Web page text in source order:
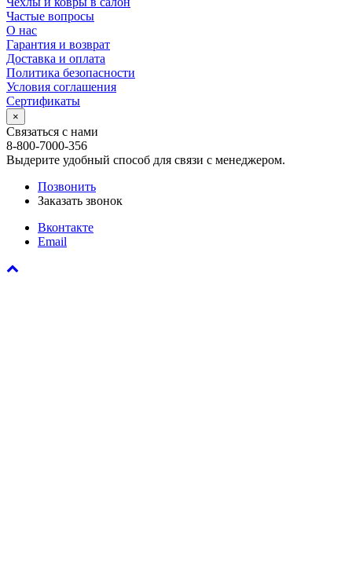
Частые вопросы
О нас
Гарантия и возврат
Доставка и оплата
Политика безопасности
Условия соглашения
Сертификаты
×
Связаться с нами
8-800-7000-356
Выдерите удобный способ для связи с менеджером.
Позвонить
Заказать звонок
Вконтакте
Email